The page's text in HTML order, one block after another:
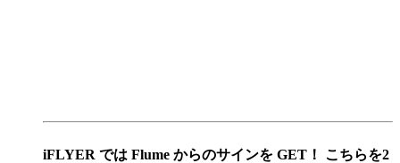
iFLYER では Flume からのサインを GET！ こちらを2